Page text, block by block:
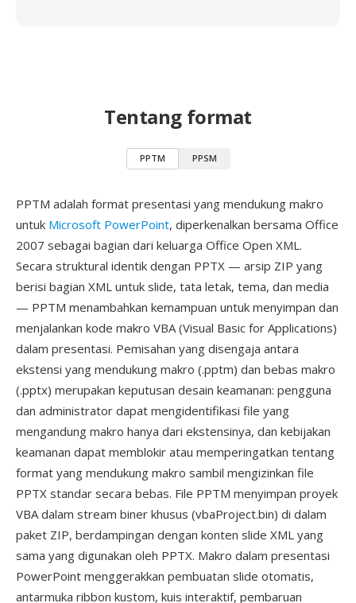
Tentang format
PPTM PPSM
PPTM adalah format presentasi yang mendukung makro
untuk Microsoft PowerPoint, diperkenalkan bersama Office
2007 sebagai bagian dari keluarga Office Open XML.
Secara struktural identik dengan PPTX — arsip ZIP yang
berisi bagian XML untuk slide, tata letak, tema, dan media
— PPTM menambahkan kemampuan untuk menyimpan dan
menjalankan kode makro VBA (Visual Basic for Applications)
dalam presentasi. Pemisahan yang disengaja antara
ekstensi yang mendukung makro (.pptm) dan bebas makro
(.pptx) merupakan keputusan desain keamanan: pengguna
dan administrator dapat mengidentifikasi file yang
mengandung makro hanya dari ekstensinya, dan kebijakan
keamanan dapat memblokir atau memperingatkan tentang
format yang mendukung makro sambil mengizinkan file
PPTX standar secara bebas. File PPTM menyimpan proyek
VBA dalam stream biner khusus (vbaProject.bin) di dalam
paket ZIP, berdampingan dengan konten slide XML yang
sama yang digunakan oleh PPTX. Makro dalam presentasi
PowerPoint menggerakkan pembuatan slide otomatis,
antarmuka ribbon kustom, kuis interaktif, pembaruan